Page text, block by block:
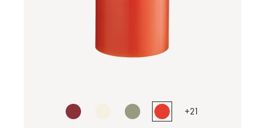
+21